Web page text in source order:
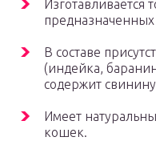
Изготавливается
предназначенных
В составе
(индейка,
содержит
Имеет
кошек.